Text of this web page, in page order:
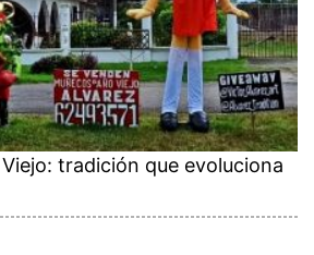
tradición que evoluciona